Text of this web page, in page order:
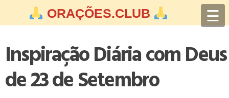
ORAÇÕES.CLUB ☰
Inspiração Diária com Deus
de 23 de Setembro